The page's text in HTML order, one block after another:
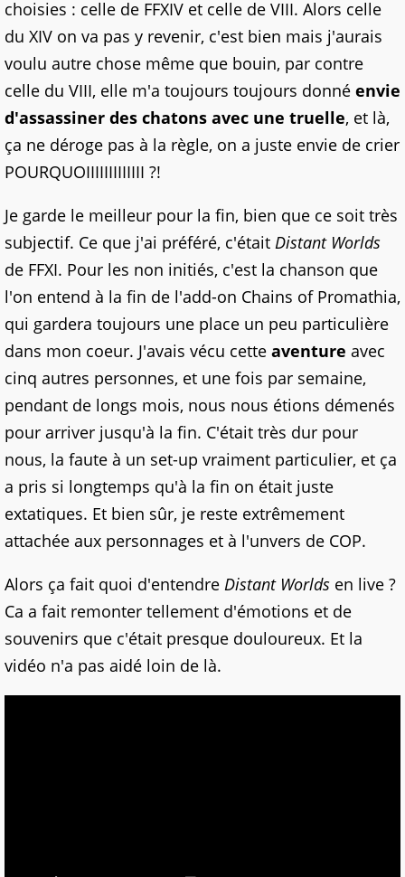
choisies : celle de FFXIV et celle de VIII. Alors celle
du XIV on va pas y revenir, c'est bien mais j'aurais
voulu autre chose même que bouin, par contre
celle du VIII, elle m'a toujours toujours donné envie
d'assassiner des chatons avec une truelle, et là,
ça ne déroge pas à la règle, on a juste envie de crier
POURQUOIIIIIIIIIIIII ?!
Je garde le meilleur pour la fin, bien que ce soit très
subjectif. Ce que j'ai préféré, c'était Distant Worlds
de FFXI. Pour les non initiés, c'est la chanson que
l'on entend à la fin de l'add-on Chains of Promathia,
qui gardera toujours une place un peu particulière
dans mon coeur. J'avais vécu cette aventure avec
cinq autres personnes, et une fois par semaine,
pendant de longs mois, nous nous étions démenés
pour arriver jusqu'à la fin. C'était très dur pour
nous, la faute à un set-up vraiment particulier, et ça
a pris si longtemps qu'à la fin on était juste
extatiques. Et bien sûr, je reste extrêmement
attachée aux personnages et à l'unvers de COP.
Alors ça fait quoi d'entendre Distant Worlds en live ?
Ca a fait remonter tellement d'émotions et de
souvenirs que c'était presque douloureux. Et la
vidéo n'a pas aidé loin de là.